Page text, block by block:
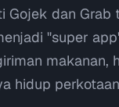
Gojek dan
"super
makanan,
hidup